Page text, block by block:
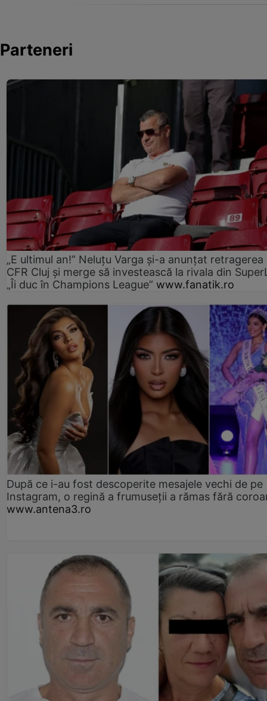
Parteneri
„E ultimul an!” Neluțu Varga și-a anunțat retragerea
CFR Cluj și merge să investească la rivala din
„Îi duc în Champions League” www.fanatik.ro
După ce i-au fost descoperite mesajele vechi de pe
Instagram, o regină a frumuseții a rămas fără
www.antena3.ro